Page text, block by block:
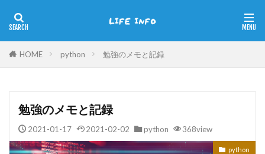
HOME python 勉強のメモと記録
勉強のメモと記録
2021-01-17 2021-02-02 python 368view
python